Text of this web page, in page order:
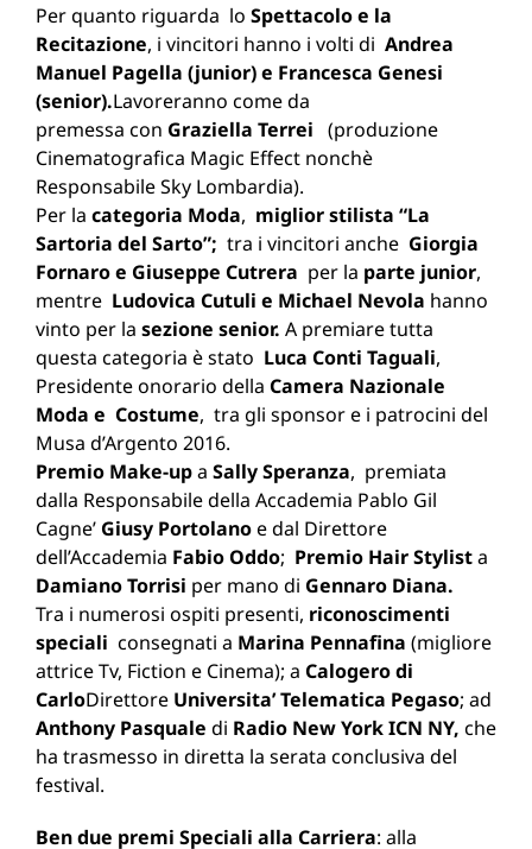
Per quanto riguarda lo Spettacolo e la
Recitazione, i vincitori hanno i volti di Andrea
Manuel Pagella (junior) e Francesca Genesi
(senior).Lavoreranno come da
premessa con Graziella Terrei (produzione
Cinematografica Magic Effect nonchè
Responsabile Sky Lombardia).
Per la categoria Moda, miglior stilista “La
Sartoria del Sarto”; tra i vincitori anche Giorgia
Fornaro e Giuseppe Cutrera per la parte junior,
mentre Ludovica Cutuli e Michael Nevola hanno
vinto per la sezione senior. A premiare tutta
questa categoria è stato Luca Conti Taguali,
Presidente onorario della Camera Nazionale
Moda e Costume, tra gli sponsor e i patrocini del
Musa d’Argento 2016.
Premio Make-upa Sally Speranza, premiata
dalla Responsabile della Accademia Pablo Gil
Cagne’ Giusy Portolanoe dal Direttore
dell’Accademia Fabio Oddo; Premio Hair Stylista
Damiano Torrisi per mano di Gennaro Diana.
Tra i numerosi ospiti presenti, riconoscimenti
speciali consegnati a Marina Pennafina (migliore
attrice Tv, Fiction e Cinema); a Calogero di
CarloDirettore Universita’ Telematica Pegaso; ad
Anthony Pasquale di Radio New York ICN NY, che
ha trasmesso in diretta la serata conclusiva del
festival.
Ben due premi Speciali alla Carriera: alla